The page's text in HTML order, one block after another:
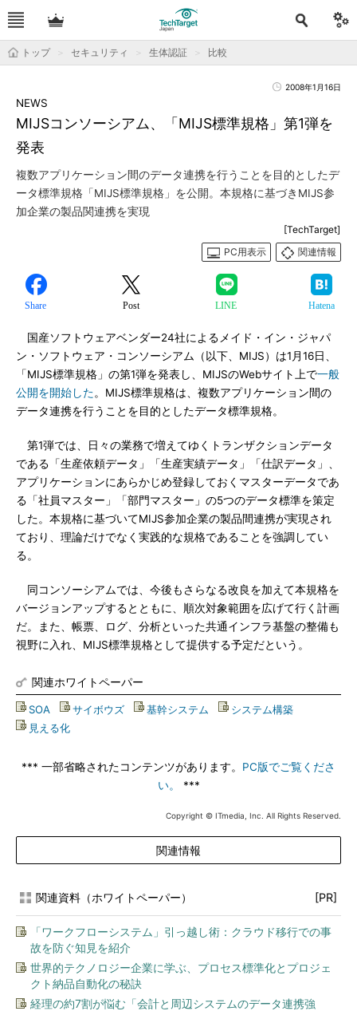
トップ セキュリティ 生体認証 比較
2008年1月16日
MIJSコンソーシアム、「MIJS標準規格」第1弾を
発表
NEWS
複数アプリケーション間のデータ連携を行うことを目的としたデ
ータ標準規格「MIJS標準規格」を公開。本規格に基づきMIJS参
加企業の製品関連携を実現
[TechTarget]
PC用表示
関連情報
Share Post LINE Hatena
国産ソフトウェアベンダー24社によるメイド・イン・ジャパ
ン・ソフトウェア・コンソーシアム（以下、MIJS）は1月16日、
「MIJS標準規格」の第1弾を発表し、MIJSのWebサイト上で一般
公開を開始した。MIJS標準規格は、複数アプリケーション間の
データ連携を行うことを目的としたデータ標準規格。
第1弾では、日々の業務で増えてゆくトランザクションデータ
である「生産依頼データ」「生産実績データ」「仕訳データ」、
アプリケーションにあらかじめ登録しておくマスターデータであ
る「社員マスター」「部門マスター」の5つのデータ標準を策定
した。本規格に基づいてMIJS参加企業の製品間連携が実現され
ており、理論だけでなく実践的な規格であることを強調してい
る。
同コンソーシアムでは、今後もさらなる改良を加えて本規格を
バージョンアップするとともに、順次対象範囲を広げて行く計画
だ。また、帳票、ログ、分析といった共通インフラ基盤の整備も
視野に入れ、MIJS標準規格として提供する予定だという。
関連ホワイトペーパー
SOA サイボウズ 基幹システム システム構築
見える化
*** 一部省略されたコンテンツがあります。 PC版でご覧くださ
い。
***
Copyright © ITmedia, Inc. All Rights Reserved.
関連情報
関連資料（ホワイトペーパー） [PR]
「ワークフローシステム」引っ越し術：クラウド移行での事
故を防ぐ知見を紹介
世界的テクノロジー企業に学ぶ、プロセス標準化とプロジェ
クト納品自動化の秘訣
経理の約7割が悩む「会計と周辺システムのデータ連携強